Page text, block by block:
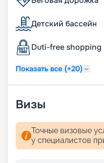
Детский бассейн
Duti-free shopping
Показать все (+20)
Визы
Точные визовые
у специалистов